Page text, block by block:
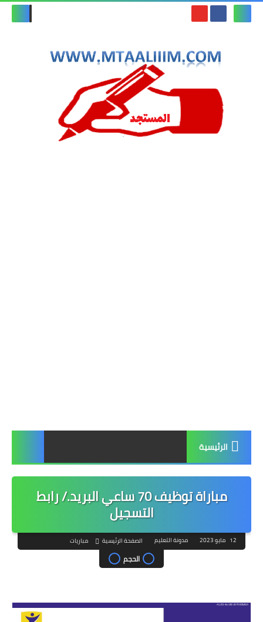
الرئيسية
مباراة توظيف 70 ساعي البريد./ رابط
التسجيل
12 مايو 2023 مدونة التعليم الصفحة الرئيسية مباريات
الحجم